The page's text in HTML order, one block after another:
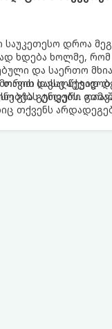
საუკეთესო დროა
ხდება ხოლმე,
და საერთო
თავის დასაღწევად
გზა გუნდური
სავსე
ტოვებს.
თქვენს